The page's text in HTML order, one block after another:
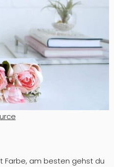
Farbe, am besten gehst du